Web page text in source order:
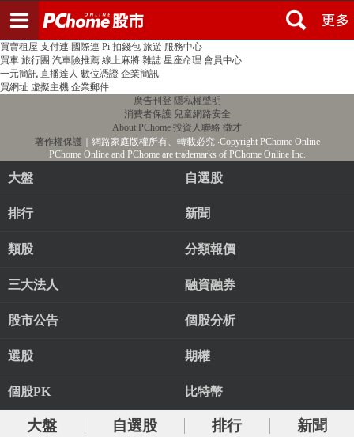
PChome首頁 線上購物 24h購物 書店
買賣租屋 支付連 國際連 Pi 拍錢包 旅遊 服務中心
買車 旅行團 汽車險推薦 線上麻將 雜誌 星座命理 會員中心
一元簡訊 直播達人 數位憑證 企業簡訊
買網址 虛擬主機 企業郵件
廣告刊登 隱私權聲明
消費者保護 兒童網路安全
About PChome 投資人聯絡 徵才
著作權保護 ｜網路家庭版權所有、轉載必究‧Copyright PChome Online
PChome Online and PChome are trademarks of PChome Online Inc.
大盤 自選股
排行 新聞
類股 分類報價
三大法人 融資融券
股市公告 個股分析
選股 期權
個股PK 比特幣
大盤 自選股 排行
新聞